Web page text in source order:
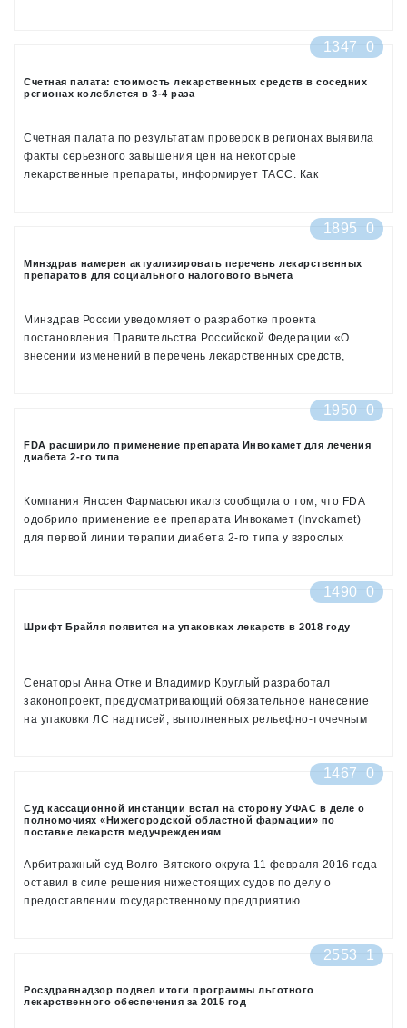
1347 0
Счетная палата: стоимость лекарственных средств в соседних
регионах колеблется в 3-4 раза
Счетная палата по результатам проверок в регионах выявила
факты серьезного завышения цен на некоторые
лекарственные препараты, информирует ТАСС. Как
1895 0
Минздрав намерен актуализировать перечень лекарственных
препаратов для социального налогового вычета
Минздрав России уведомляет о разработке проекта
постановления Правительства Российской Федерации «О
внесении изменений в перечень лекарственных средств,
стоимости которых учитывается при определении суммы
1950 0
FDA расширило применение препарата Инвокамет для лечения
диабета 2-го типа
Компания Янссен Фармасьютикалз сообщила о том, что FDA
одобрило применение ее препарата Инвокамет (Invokamet)
для первой линии терапии диабета 2-го типа у взрослых
1490 0
Шрифт Брайля появится на упаковках лекарств в 2018 году
Сенаторы Анна Отке и Владимир Круглый разработал
законопроект, предусматривающий обязательное нанесение
на упаковки ЛС надписей, выполненных рельефно-точечным
1467 0
Суд кассационной инстанции встал на сторону УФАС в деле о
полномочиях «Нижегородской областной фармации» по
поставке лекарств медучреждениям
Арбитражный суд Волго-Вятского округа 11 февраля 2016 года
оставил в силе решения нижестоящих судов по делу о
предоставлении государственному предприятию
контрактов с бюджетными медицинскими организациями без
арбитражных дел
2553 1
Росздравнадзор подвел итоги программы льготного
лекарственного обеспечения за 2015 год